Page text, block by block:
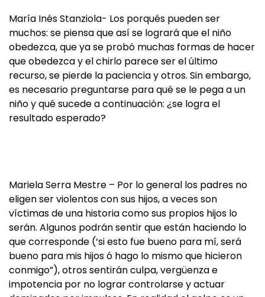
María Inés Stanziola- Los porqués pueden ser
muchos: se piensa que así se logrará que el niño
obedezca, que ya se probó muchas formas de hacer
que obedezca y el chirlo parece ser el último
recurso, se pierde la paciencia y otros. Sin embargo,
es necesario preguntarse para qué se le pega a un
niño y qué sucede a continuación: ¿se logra el
resultado esperado?
Mariela Serra Mestre – Por lo general los padres no
eligen ser violentos con sus hijos, a veces son
víctimas de una historia como sus propios hijos lo
serán. Algunos podrán sentir que están haciendo lo
que corresponde (‘si esto fue bueno para mí, será
bueno para mis hijos ó hago lo mismo que hicieron
conmigo”), otros sentirán culpa, vergüenza e
impotencia por no lograr controlarse y actuar